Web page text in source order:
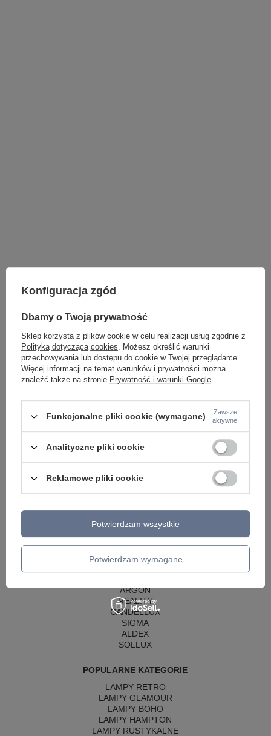
KINKIETY NAD LUSTRO
LAMPKI NOCNE
ŻYRANDOLE KRYSZTAŁOWE
LAMPY WISZĄCE CZARNE
LAMPY WISZĄCE - OKRĘGI
KINKIETY DO SYPIALNI
LAMPY SUFITOWE OKRĄGŁE
LAMPY WISZĄCE
LAMPY WISZĄCE - ZEWNĘTRZNE
LAMPY OGRODOWE - SUFITOWE
OPRAWY OGRODOWE
GIRLANDY OGRODOWE
PRODUCENCI
AZZARDO
ARGON
REALITY
CANDELLUX
SIGMA
ALDEX
SOLLUX
POPULARNE KATEGORIE
LAMPY RETRO
LAMPY GLAMOUR
LAMPY BOHO
LAMPY HAMPTON
LAMPY RUSTYKALNE
Konfiguracja zgód
Dbamy o Twoją prywatność
Sklep korzysta z plików cookie w celu realizacji usług zgodnie z
Polityką dotyczącą cookies. Możesz określić warunki
przechowywania lub dostępu do cookie w Twojej przeglądarce.
Więcej informacji na temat warunków i prywatności można
znaleźć także na stronie Prywatność i warunki Google.
Funkcjonalne pliki cookie (wymagane)
Zawsze
aktywne
Analityczne pliki cookie
Reklamowe pliki cookie
Potwierdzam wymagane
Potwierdzam wszystkie